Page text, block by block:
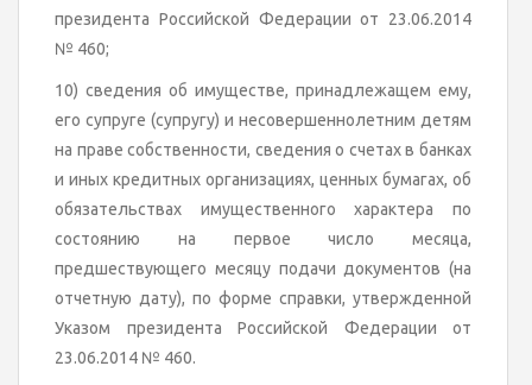
президента Российской Федерации от 23.06.2014
№ 460;
10) сведения об имуществе, принадлежащем ему,
его супруге (супругу) и несовершеннолетним детям
на праве собственности, сведения о счетах в банках
и иных кредитных организациях, ценных бумагах, об
обязательствах имущественного характера по
состоянию на первое число месяца,
предшествующего месяцу подачи документов (на
отчетную дату), по форме справки, утвержденной
Указом президента Российской Федерации от
23.06.2014 № 460.